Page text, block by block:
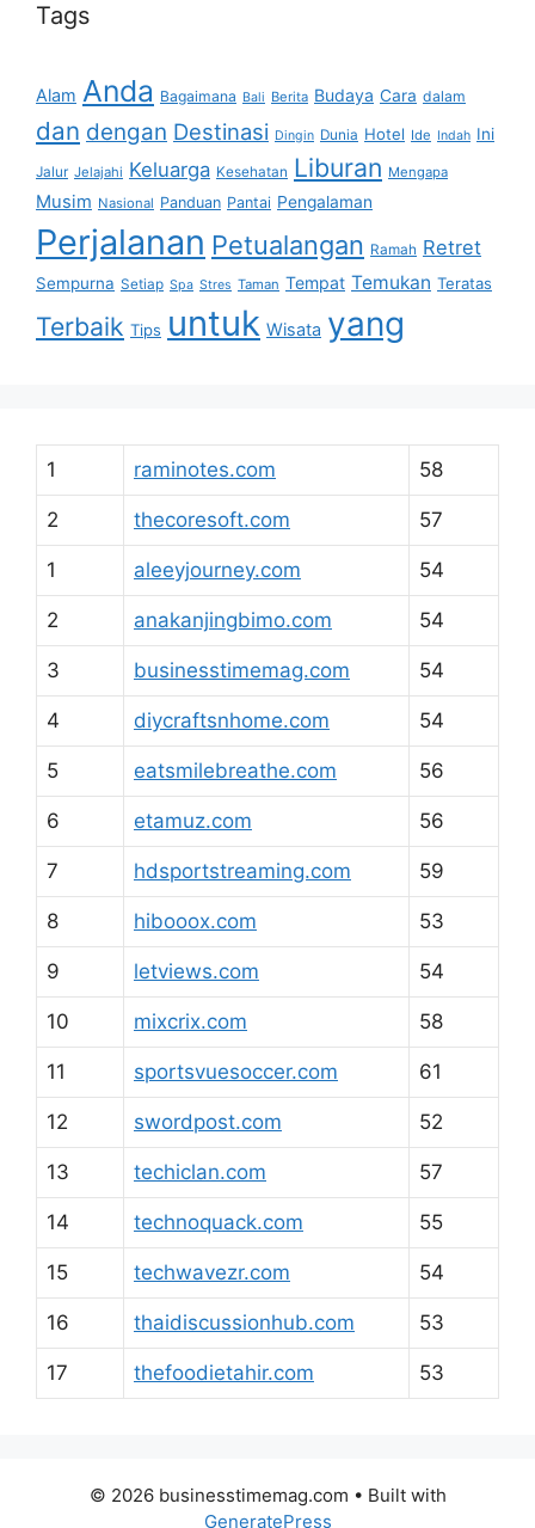
Tags
Alam Anda Bagaimana Bali Berita Budaya Cara dalam
dan dengan Destinasi Dingin Dunia Hotel Ide Indah Ini
Jalur Jelajahi Keluarga Kesehatan Liburan Mengapa
Musim Nasional Panduan Pantai Pengalaman
Perjalanan Petualangan Ramah Retret
Sempurna Setiap Spa Stres Taman Tempat Temukan Teratas
Terbaik Tips untuk Wisata yang
1 raminotes.com 58
2 thecoresoft.com 57
1 aleeyjourney.com 54
2 anakanjingbimo.com 54
3 businesstimemag.com 54
4 diycraftsnhome.com 54
5 eatsmilebreathe.com 56
6 etamuz.com 56
7 hdsportstreaming.com 59
8 hibooox.com 53
9 letviews.com 54
10 mixcrix.com 58
11 sportsvuesoccer.com 61
12 swordpost.com 52
13 techiclan.com 57
14 technoquack.com 55
15 techwavezr.com 54
16 thaidiscussionhub.com 53
17 thefoodietahir.com 53
© 2026 businesstimemag.com • Built with
GeneratePress